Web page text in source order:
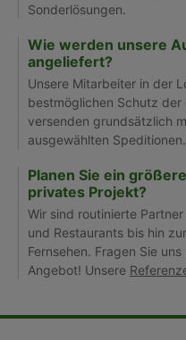
Sonderlösungen.
Wie werden unsere
angeliefert?
Unsere Mitarbeiter in der
bestmöglichen Schutz der
versenden grundsätzlich
ausgewählten Speditionen.
Planen Sie ein
privates Projekt?
Wir sind routinierte
und Restaurants bis hin
Fernsehen. Fragen Sie
Angebot! Unsere